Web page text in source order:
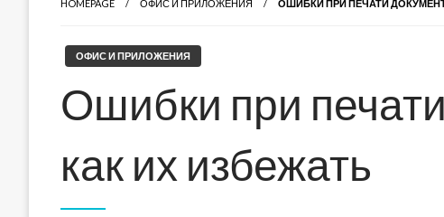
HOMEPAGE ОФИС И ПРИЛОЖЕНИЯ ОШИБКИ ПРИ ПЕЧАТИ
ОФИС И ПРИЛОЖЕНИЯ
Ошибки при
как их избежать